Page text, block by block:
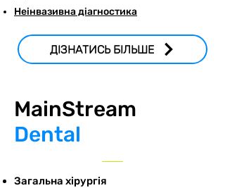
Неінвазивна діагностика
ДІЗНАТИСЬ БІЛЬШЕ
​MainStream
Dental
Загальна хірургія